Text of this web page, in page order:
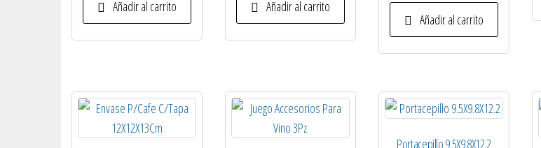
Añadir al carrito Añadir al carrito
Añadir al carrito
Portacepillo 9.5X9.8X12.2